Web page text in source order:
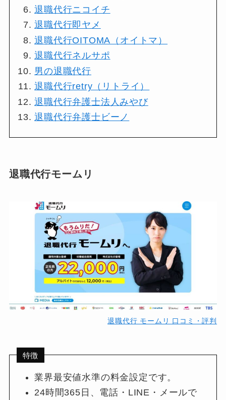
退職代行ニコイチ
退職代行即ヤメ
退職代行OITOMA（オイトマ）
退職代行ネルサポ
男の退職代行
退職代行retry（リトライ）
退職代行弁護士法人みやび
退職代行弁護士ビーノ
退職代行モームリ
退職代行 モームリ 口コミ・評判
特徴
業界最安値水準の料金設定です。
24時間365日、電話・LINE・メールで